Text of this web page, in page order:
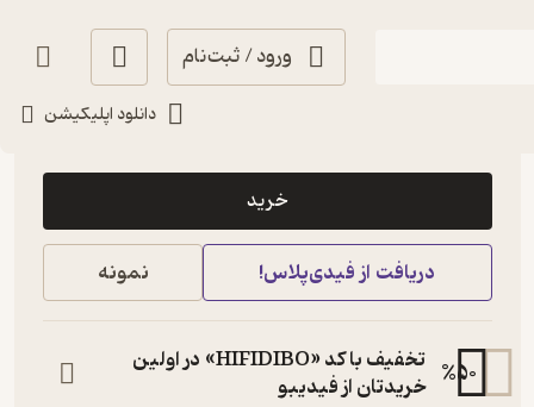
ورود / ثبت‌نام
دانلود اپلیکیشن
1,000
خرید
دریافت از فیدی‌پلاس! نمونه
%50
تخفیف با کد «HIFIDIBO» در اولین
خریدتان از فیدیبو